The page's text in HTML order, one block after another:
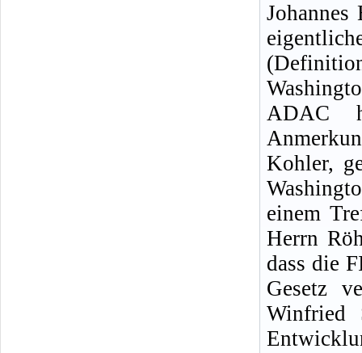
ADAC
Kohler,
einem
Herrn
dass die
Gesetz
Winfried